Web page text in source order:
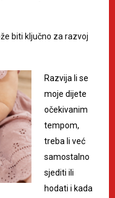
biti ključno za razvoj
Razvija li se
moje dijete
očekivanim
tempom,
treba li već
samostalno
sjediti ili
hodati i kada